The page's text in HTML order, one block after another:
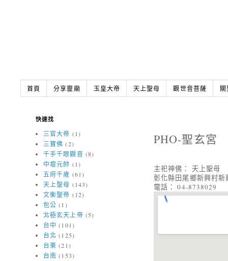
首頁 分享靈廟 玉皇大帝 天上聖母 觀世音菩薩
PHO-聖玄宮
主祀神佛： 天上聖母
彰化縣田尾鄉新興村
電話： 04-8738029
快速找
三官大帝 (1)
三寶佛 (2)
千手千眼觀音 (8)
中壇元帥 (1)
五府千歲 (61)
天上聖母 (143)
文衡聖帝 (12)
包公 (1)
北極玄天上帝 (5)
台中 (101)
台北 (125)
台東 (21)
台南 (153)